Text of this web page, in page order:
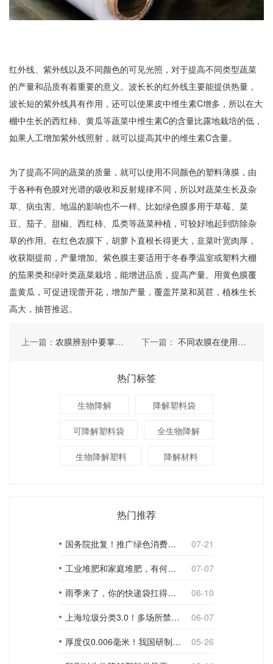
红外线、紫外线以及不同颜色的可见光照，对于提高不同类型蔬菜
的产量和品质有着重要的意义。波长长的红外线主要能提供热量，
波长短的紫外线具有作用，还可以使果皮中维生素C增多，所以在大
棚中生长的西红柿、黄瓜等蔬菜中维生素C的含量比露地栽培的低，
如果人工增加紫外线照射，就可以提高其中的维生素C含量。
为了提高不同的蔬菜的质量，就可以使用不同颜色的塑料薄膜，由
于各种有色膜对光谱的吸收和反射规律不同，所以对蔬菜生长及杂
草、病虫害、地温的影响也不一样。比如绿色膜多用于草莓、菜
豆、茄子、甜椒、西红柿、瓜类等蔬菜种植，可较好地起到防除杂
草的作用。在红色农膜下，胡萝卜直根长得更大，韭菜叶宽肉厚，
收获期提前，产量增加。紫色膜主要适用于冬春季温室或塑料大棚
的茄果类和绿叶类蔬菜栽培，能增进品质，提高产量。用黄色膜覆
盖黄瓜，可促进现蕾开花，增加产量，覆盖芹菜和莴苣，植株生长
高大，抽苔推迟。
上一篇： 农膜辨别中要掌握那些技巧 下一篇： 不同农膜在使用中的不同
热门标签
生物降解 降解塑料袋
可降解塑料袋 全生物降解
生物降解塑料 降解材料
热门推荐
国务院批复！推广绿色消费，引导使用环保可降解包装材料
07-21
工业堆肥和家庭堆肥，有何不同？
07-07
雨季来了，你的快递袋扛得住吗？
06-10
上海垃圾分类3.0！多场所禁止使用一次性塑料袋；推动快递包装绿色转型
06-07
厚度仅0.006毫米！我国研制出超薄型全生物降解渗水地膜
05-26